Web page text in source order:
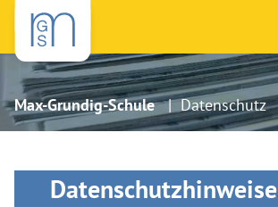
Max-Grundig-Schule| Datenschutz
Datenschutzhinweise